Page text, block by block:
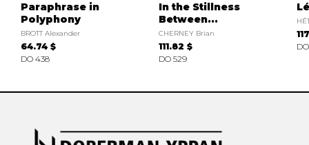
Paraphrase in
Polyphony
BROTT Alexander
64.74 $
DO 438
In the Stillness
Between...
CHERNEY Brian
111.82 $
DO 529